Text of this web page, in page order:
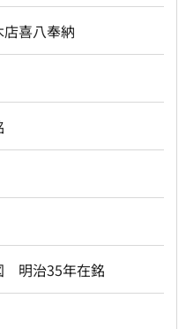
喜八奉納
明治35年在銘